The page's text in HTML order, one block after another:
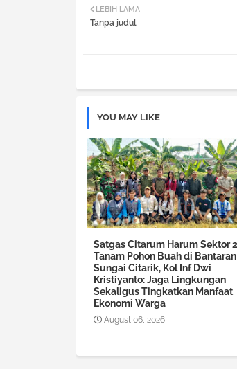
LEBIH LAMA
Tanpa judul
YOU MAY LIKE
Satgas Citarum Harum Sektor 2
Tanam Pohon Buah di Bantaran
Sungai Citarik, Kol Inf Dwi
Kristiyanto: Jaga Lingkungan
Sekaligus Tingkatkan Manfaat
Ekonomi Warga
August 06, 2026